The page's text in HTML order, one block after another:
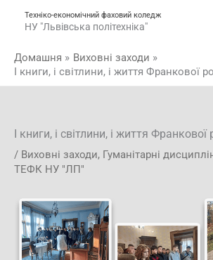
Техніко-економічний фаховий коледж
НУ "Львівська політехніка"
Домашня
Виховні заходи
І книги, і світлини, і життя Франкової
І книги, і світлини, і життя
/ Виховні заходи, Гуманітарні
ТЕФК НУ "ЛП"